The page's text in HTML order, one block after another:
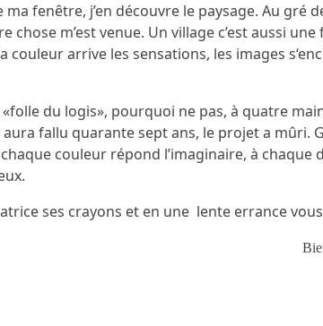
fenêtre, j’en découvre le paysage. Au gré
chose m’est venue. Un village c’est aussi
couleur arrive les sensations, les images
du logis», pourquoi ne pas, à quatre
fallu quarante sept ans, le projet a mûri.
couleur répond l’imaginaire, à chaque
ses crayons et en une lente errance